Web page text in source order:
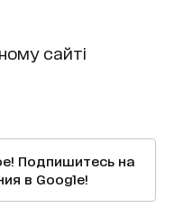
сайті
Подпишитесь на
в Google!